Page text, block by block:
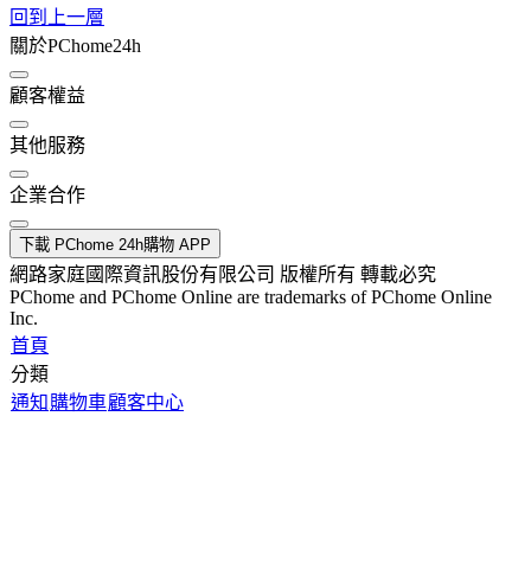
回到上一層
關於PChome24h
顧客權益
其他服務
企業合作
下載 PChome 24h購物 APP
網路家庭國際資訊股份有限公司 版權所有 轉載必究
PChome and PChome Online are trademarks of PChome Online
Inc.
首頁
分類
通知 購物車顧客中心